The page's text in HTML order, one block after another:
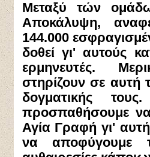
Μεταξύ τών
Αποκάλυψη,
144.000
δοθεί γι' αυτούς
ερμηνευτές.
στηρίζουν σε αυτή
δογματικής
προσπαθήσουμε να
Αγία Γραφή γι'
να αποφύγουμε